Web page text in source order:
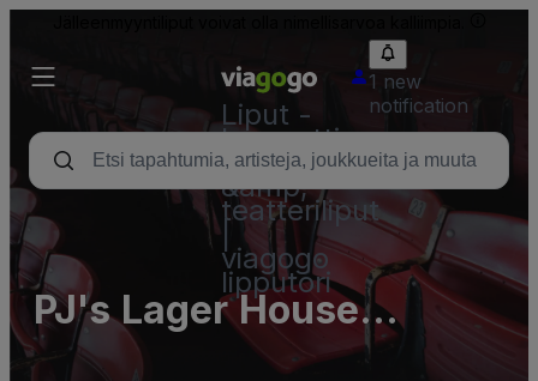
Liput -
konsertti,
urheilu
&amp;
teatteriliput
viagogo
lipputori
1 new
notification
PJ's Lager House
Parking Lots (InActive)